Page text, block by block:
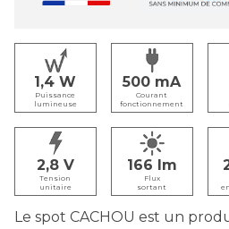
1,4
Puissance
lumineuse
500
Courant
fonctionnement
2,8
Tension
unitaire
166
Flux
sortant
Le spot CACHOU est un